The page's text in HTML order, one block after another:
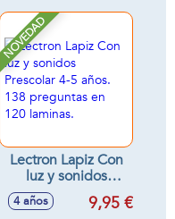
completar la
gallina.
NOVEDAD
Lectron Lapiz Con
luz y sonidos
Prescolar 4-5 años.
138 preguntas en
4 años 9,95 €